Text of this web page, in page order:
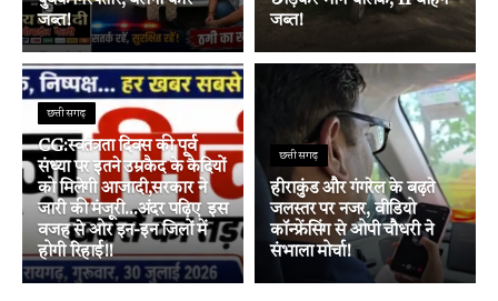
जब्त!
जब्त!
छत्तीसगढ़
CG:स्वतंत्रता दिवस की पूर्व
संध्या पर इतने उम्रकैद के कैदियों
को मिलेगी आजादी,सरकार ने
जारी की मंजूरी…अंदर पढ़िए इस
वजह से ओर इन-इन जिलों में
होगी रिहाई!!
छत्तीसगढ़
हीराकुंड और गंगरेल के बढ़ते
जलस्तर पर नजर, वीडियो
कॉन्फ्रेंसिंग से ओपी चौधरी ने
संभाला मोर्चा!